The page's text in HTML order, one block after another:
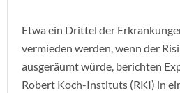
Etwa ein Drittel der
vermieden werden, wenn der
ausgeräumt würde, berichten
Robert Koch-Instituts (RKI) in